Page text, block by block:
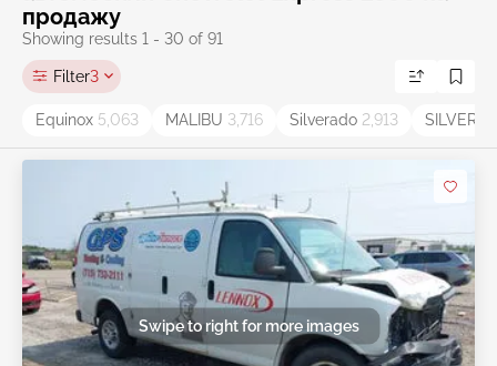
продажу
Showing results 1 - 30 of 91
Filter3
Equinox 5,063 MALIBU 3,716 Silverado 2,913
Swipe to right for more images